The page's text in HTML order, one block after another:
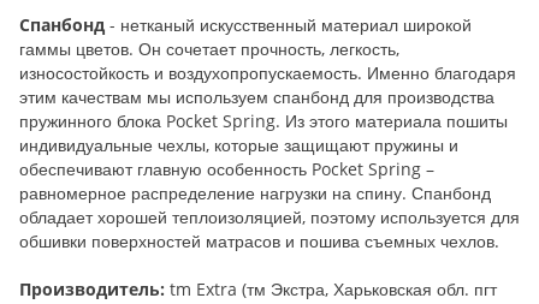
Спанбонд - нетканый искусственный материал широкой
гаммы цветов. Он сочетает прочность, легкость,
износостойкость и воздухопропускаемость. Именно благодаря
этим качествам мы используем спанбонд для производства
пружинного блока Pocket Spring. Из этого материала пошиты
индивидуальные чехлы, которые защищают пружины и
обеспечивают главную особенность Pocket Spring –
равномерное распределение нагрузки на спину. Спанбонд
обладает хорошей теплоизоляцией, поэтому используется для
обшивки поверхностей матрасов и пошива съемных чехлов.
Производитель: tm Extra (тм Экстра, Харьковская обл. пгт